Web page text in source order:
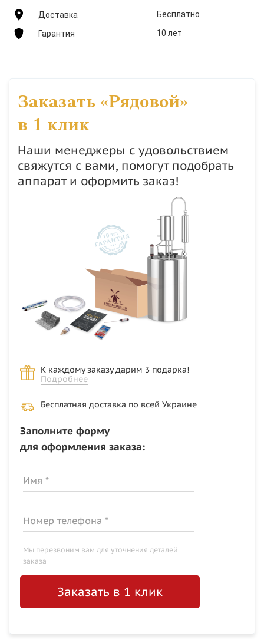
Доставка Бесплатно
Гарантия 10 лет
Заказать «Рядовой»
в 1 клик
Наши менеджеры с удовольствием
свяжутся с вами, помогут подобрать
аппарат и оформить заказ!
К каждому заказу дарим 3 подарка!
Подробнее
Бесплатная доставка по всей Украине
Заполните форму
для оформления заказа:
Имя *
Номер телефона *
Мы перезвоним вам для уточнения деталей
заказа
Заказать в 1 клик